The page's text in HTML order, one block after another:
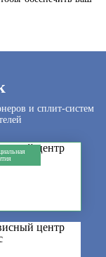
и сплит-систем